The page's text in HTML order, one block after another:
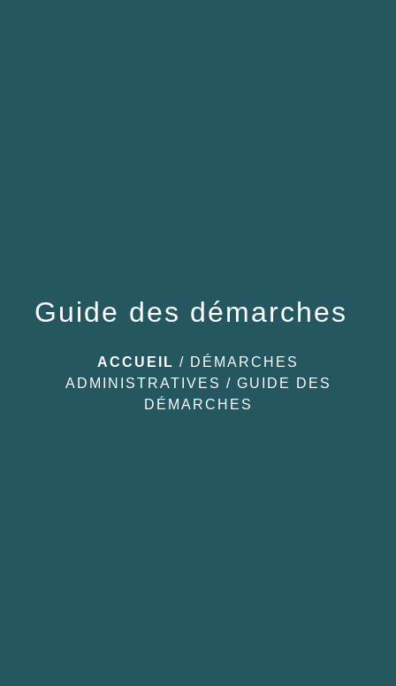
Guide des démarches
ACCUEIL / DÉMARCHES
ADMINISTRATIVES / GUIDE DES
DÉMARCHES